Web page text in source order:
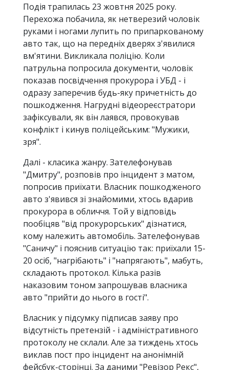
Подія трапилась 23 жовтня 2025 року.
Перехожа побачила, як нетверезий чоловік
руками і ногами лупить по припаркованому
авто так, що на передніх дверях з'явилися
вм'ятини. Викликала поліцію. Коли
патрульна попросила документи, чоловік
показав посвідчення прокурора і УБД - і
одразу заперечив будь-яку причетність до
пошкодження. Нагрудні відеореєстратори
зафіксували, як він лаявся, провокував
конфлікт і кинув поліцейським: "Мужики,
зря".
Далі - класика жанру. Зателефонував
"Дмитру", розповів про інцидент з матом,
попросив приїхати. Власник пошкодженого
авто з'явився зі знайомими, хтось вдарив
прокурора в обличчя. Той у відповідь
пообіцяв "від прокурорських" дізнатися,
кому належить автомобіль. Зателефонував
"Саничу" і пояснив ситуацію так: приїхали 15-
20 осіб, "нагрібають" і "напрягають", мабуть,
складають протокол. Кілька разів
наказовим тоном запрошував власника
авто "прийти до нього в гості".
Власник у підсумку підписав заяву про
відсутність претензій - і адміністративного
протоколу не склали. Але за тиждень хтось
виклав пост про інцидент на анонімній
фейсбук-сторінці. За даними "Ревізор Рекс",